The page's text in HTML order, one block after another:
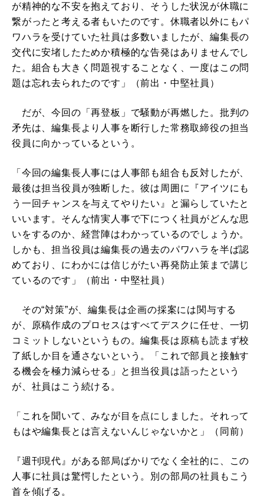
が精神的な不安を抱えており、そうした状況が休職に
繋がったと考える者もいたのです。休職者以外にもパ
ワハラを受けていた社員は多数いましたが、編集長の
交代に安堵したためか積極的な告発はありませんでし
た。組合も大きく問題視することなく、一度はこの問
題は忘れ去られたのです」（前出・中堅社員）
だが、今回の「再登板」で騒動が再燃した。批判の
矛先は、編集長より人事を断行した常務取締役の担当
役員に向かっているという。
「今回の編集長人事には人事部も組合も反対したが、
最後は担当役員が独断した。彼は周囲に『アイツにも
う一回チャンスを与えてやりたい』と漏らしていたと
いいます。そんな情実人事で下につく社員がどんな思
いをするのか、経営陣はわかっているのでしょうか。
しかも、担当役員は編集長の過去のパワハラを半ば認
めており、にわかには信じがたい再発防止策まで講じ
ているのです」（前出・中堅社員）
その“対策”が、編集長は企画の採案には関与する
が、原稿作成のプロセスはすべてデスクに任せ、一切
コミットしないというもの。編集長は原稿も読まず校
了紙しか目を通さないという。「これで部員と接触す
る機会を極力減らせる」と担当役員は語ったという
が、社員はこう続ける。
「これを聞いて、みなが目を点にしました。それって
もはや編集長とは言えないんじゃないかと」（同前）
『週刊現代』がある部局ばかりでなく全社的に、この
人事に社員は驚愕したという。別の部局の社員もこう
首を傾げる。